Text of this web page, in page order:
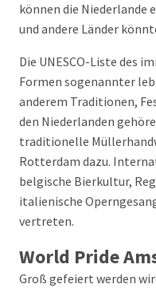
können die Niederlande
und andere Länder
Die UNESCO-Liste des
Formen sogenannter
anderem Traditionen,
den Niederlanden
traditionelle
Rotterdam dazu.
belgische Bierkultur,
italienische
vertreten.
World Pride
Groß gefeiert werden